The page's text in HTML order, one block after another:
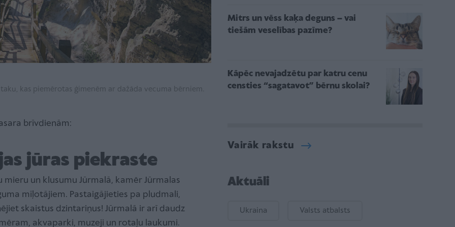
kas piemērotas ģimenēm ar dažāda vecuma bērniem.
brīvdienām:
jūras piekraste
mieru un klusumu Jūrmalā, kamēr Jūrmalas
mīļotājiem. Pastaigājieties pa pludmali,
skaistus dzintariņus! Jūrmalā ir arī daudz
akvaparki, muzeji un rotaļu laukumi.
Mitrs un vēss kaķa deguns – vai
tiešām veselības pazīme?
Kāpēc nevajadzētu par katru cenu
censties “sagatavot” bērnu skolai?
Vairāk rakstu
Aktuāli
Ukraina Valsts atbalsts